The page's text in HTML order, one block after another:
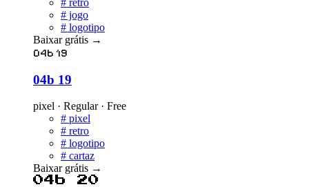
# jogo
# logotipo
Baixar grátis →
04b 19
04b 19
pixel · Regular · Free
# pixel
# retro
# logotipo
# cartaz
Baixar grátis →
04b 20